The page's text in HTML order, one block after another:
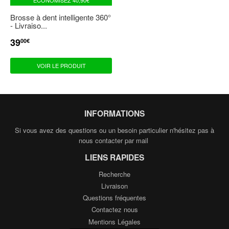
Brosse à dent intelligente 360°
- Livraiso...
PRIX
3900€
VOIR LE PRODUIT
INFORMATIONS
Si vous avez des questions ou un besoin particulier n'hésitez pas à
nous contacter par mail
LIENS RAPIDES
Recherche
Livraison
Questions fréquentes
Contactez nous
Mentions Légales